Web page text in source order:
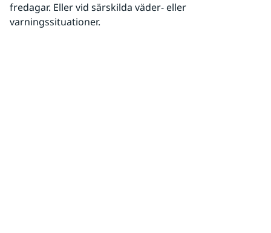
fredagar. Eller vid särskilda väder- eller
varningssituationer.